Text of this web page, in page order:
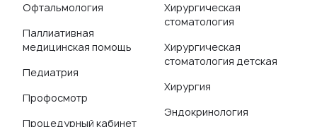
Офтальмология
Паллиативная
медицинская помощь
Педиатрия
Профосмотр
Процедурный кабинет
Хирургическая
стоматология
Хирургическая
стоматология детская
Хирургия
Эндокринология